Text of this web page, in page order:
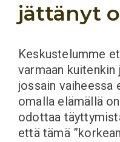
jättänyt
Keskustelumme
varmaan kuitenkin
jossain vaiheessa
omalla elämällä
odottaa
että tämä